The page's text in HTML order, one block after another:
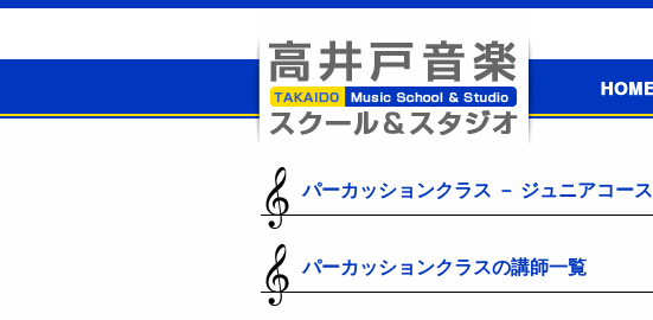
高井戸音楽スクール＆スタジオ
スタジオ
パーカッションクラス － ジュニアコース
パーカッションクラスの講師一覧